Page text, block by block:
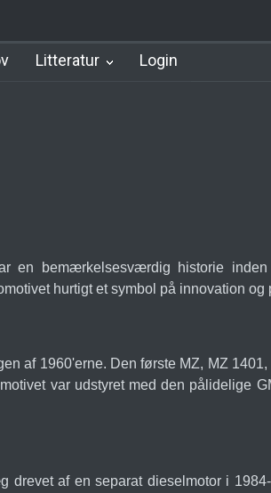
Litteratur Login
en bemærkelsesværdig historie inden
hurtigt et symbol på innovation og
af 1960'erne. Den første MZ, MZ
var udstyret med den pålidelige
af en separat dieselmotor i